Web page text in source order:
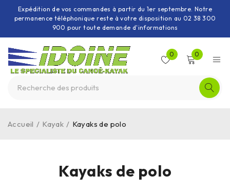
Expédition de vos commandes à partir du 1er septembre. Notre
permanence téléphonique reste à votre disposition au 02 38 300
900 pour toute demande d'informations
0 0
Kayaks de polo
Accueil / Kayak / Kayaks de polo